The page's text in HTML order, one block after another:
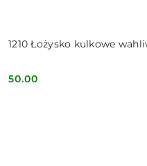
1210 Łożysko kulkowe
Cena:
50.00